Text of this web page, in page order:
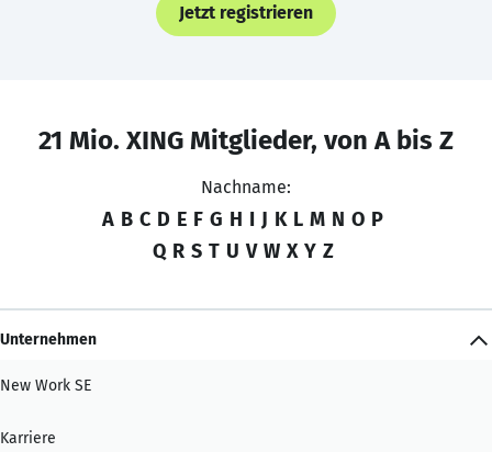
Jetzt registrieren
21 Mio. XING Mitglieder, von A bis Z
Nachname:
A B C D E F G H I J K L M N O P
Q R S T U V W X Y Z
Unternehmen
New Work SE
Karriere